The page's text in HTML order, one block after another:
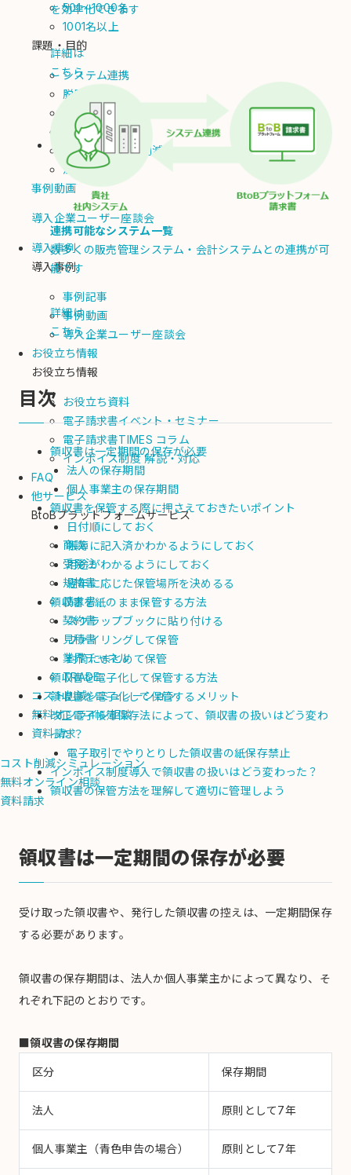
501～1000名
1001名以上
課題・目的
システム連携
脱属人化
手作業ミスの解消
業務時間削減
コスト・人件費削減
法令対応
事例動画
導入企業ユーザー座談会
導入事例
導入事例
事例記事
事例動画
導入企業ユーザー座談会
お役立ち情報
お役立ち情報
お役立ち資料
電子請求書イベント・セミナー
電子請求書TIMES コラム
インボイス制度 解説・対応
FAQ
他サービス
BtoBプラットフォームサービス
商談
受発注
規格書
請求書
契約書
見積書
業界チャネル
TRADE
コスト削減シミュレーション
無料オンライン相談
資料請求
コスト削減シミュレーション
無料オンライン相談
資料請求
を効率化できます
詳細は
こちら
連携可能なシステム一覧
数多くの販売管理システム・会計システムとの連携が可
能です
詳細は
こちら
目次
領収書は一定期間の保存が必要
法人の保存期間
個人事業主の保存期間
領収書を保管する際に押さえておきたいポイント
日付順にしておく
帳簿に記入済かわかるようにしておく
用途がわかるようにしておく
経年に応じた保管場所を決めるる
領収書を紙のまま保管する方法
スクラップブックに貼り付ける
ファイリングして保管
封筒にまとめて保管
領収書を電子化して保管する方法
領収書を電子化して保管するメリット
改正電子帳簿保存法によって、領収書の扱いはどう変わ
った？
電子取引でやりとりした領収書の紙保存禁止
インボイス制度導入で領収書の扱いはどう変わった？
領収書の保管方法を理解して適切に管理しよう
領収書は一定期間の保存が必要
受け取った領収書や、発行した領収書の控えは、一定期間保存
する必要があります。
領収書の保存期間は、法人か個人事業主かによって異なり、そ
れぞれ下記のとおりです。
■領収書の保存期間
区分 保存期間
法人 原則として7年
個人事業主（青色申告の場合） 原則として7年